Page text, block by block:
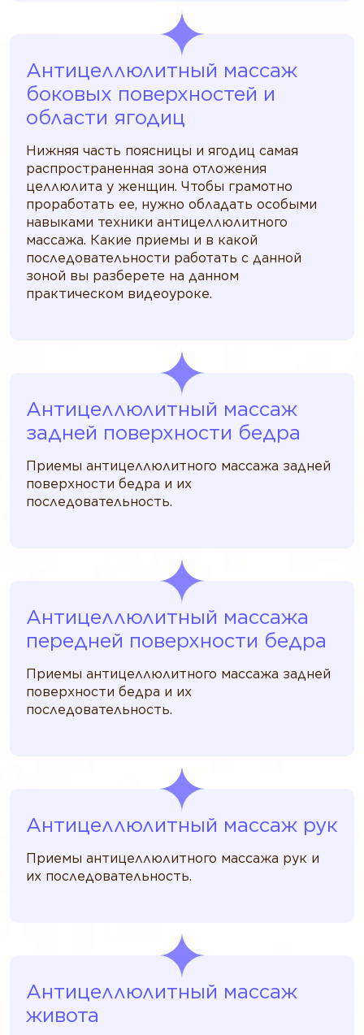
Антицеллюлитный массаж
боковых поверхностей и
области ягодиц
Нижняя часть поясницы и ягодиц самая
распространенная зона отложения
целлюлита у женщин. Чтобы грамотно
проработать ее, нужно обладать особыми
навыками техники антицеллюлитного
массажа. Какие приемы и в какой
последовательности работать с данной
зоной вы разберете на данном
практическом видеоуроке.
Антицеллюлитный массаж
задней поверхности бедра
Приемы антицеллюлитного массажа задней
поверхности бедра и их
последовательность.
Антицеллюлитный массажа
передней поверхности бедра
Приемы антицеллюлитного массажа задней
поверхности бедра и их
последовательность.
Антицеллюлитный массаж рук
Приемы антицеллюлитного массажа рук и
их последовательность.
Антицеллюлитный массаж
живота